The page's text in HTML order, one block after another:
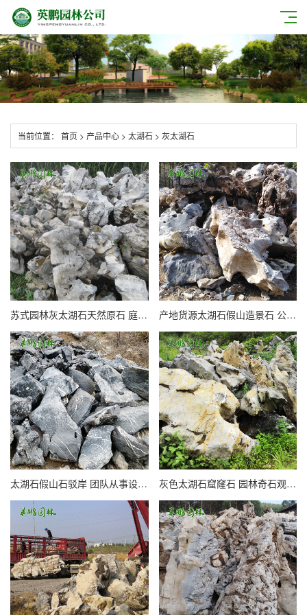
当前位置： 首页 > 产品中心 > 太湖石 > 灰太湖石
苏式园林灰太湖石天然原石 庭院假山鱼池驳岸造景景观石 产地货源太湖石假山造景石 公园河滩驳岸景观石庭院流水石
太湖石假山石驳岸 团队从事设计安装 池边景石点缀山石 灰色太湖石窟窿石 园林奇石观赏鱼池假山石造型湖石原石